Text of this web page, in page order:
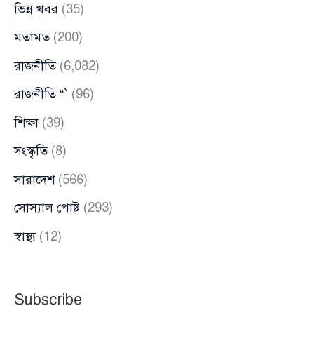
ভিন্ন খবর (35)
মতামত(200)
রাজনীতি(6,082)
রাজনীতি “` (96)
শিক্ষা (39)
সংস্কৃতি(8)
সারাদেশ(566)
সোস্যাল পোষ্ট (293)
স্বাস্থ্য(12)
Subscribe